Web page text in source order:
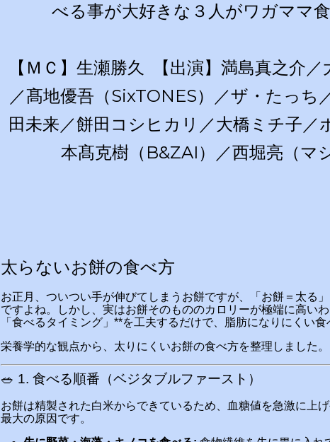
べる事が大好きな３人がワガママ
【ＭＣ】生瀬勝久 【出演】満島真之介
／髙地優吾（SixTONES）／ザ・たっち
田未来／餅田コシヒカリ／大橋ミチ子／
本髙克樹（B&ZAI）／西堀亮（マ
太らないお餅の食べ方
お正月、ついつい手が伸びてしまうお餅ですが、「お餅＝太る
ですよね。しかし、実はお餅そのもののカロリーが極端に高い
「食べるタイミング」**を工夫するだけで、脂肪になりにくい
栄養学的な観点から、太りにくいお餅の食べ方を整理しました。
🥗 1. 食べる順番（ベジタブルファースト）
お餅は精製された白米からできているため、血糖値を急激に上
最大の原因です。